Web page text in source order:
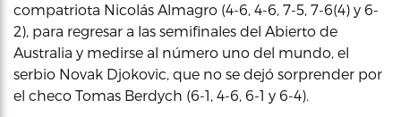
compatriota Nicolás Almagro (4-6, 4-6, 7-5, 7-6(4) y 6-
2), para regresar a las semifinales del Abierto de
Australia y medirse al número uno del mundo, el
serbio Novak Djokovic, que no se dejó sorprender por
el checo Tomas Berdych (6-1, 4-6, 6-1 y 6-4).